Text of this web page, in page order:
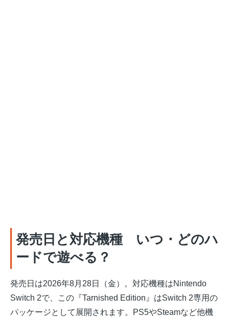
発売日と対応機種 いつ・どのハ
ードで遊べる？
発売日は2026年8月28日（金）。対応機種はNintendo
Switch 2で、この『Tarnished Edition』はSwitch 2専用の
パッケージとして展開されます。PS5やSteamなど他機